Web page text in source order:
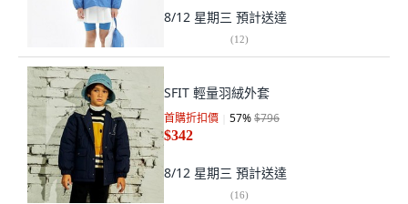
8/12 星期三 預計送達
(12)
SFIT 輕量羽絨外套
首購折扣價 57%$796
$342
8/12 星期三 預計送達
(16)